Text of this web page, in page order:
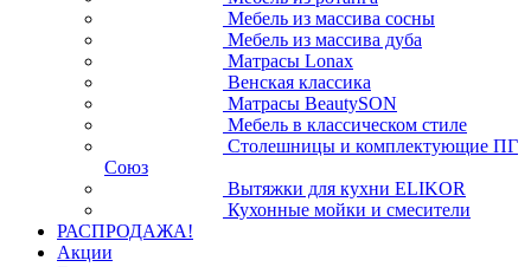
Мебель из массива сосны
Мебель из массива дуба
Матрасы Lonax
Венская классика
Матрасы BeautySON
Мебель в классическом стиле
Столешницы и комплектующие ПГ
Союз
Вытяжки для кухни ELIKOR
Кухонные мойки и смесители
РАСПРОДАЖА!
Акции